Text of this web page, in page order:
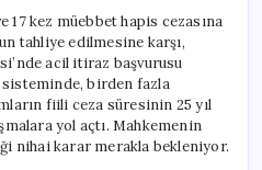
17 kez müebbet hapis cezasına
tahliye edilmesine karşı,
acil itiraz başvurusu
birden fazla
fiili ceza süresinin 25 yıl
yol açtı. Mahkemenin
nihai karar merakla bekleniyor.